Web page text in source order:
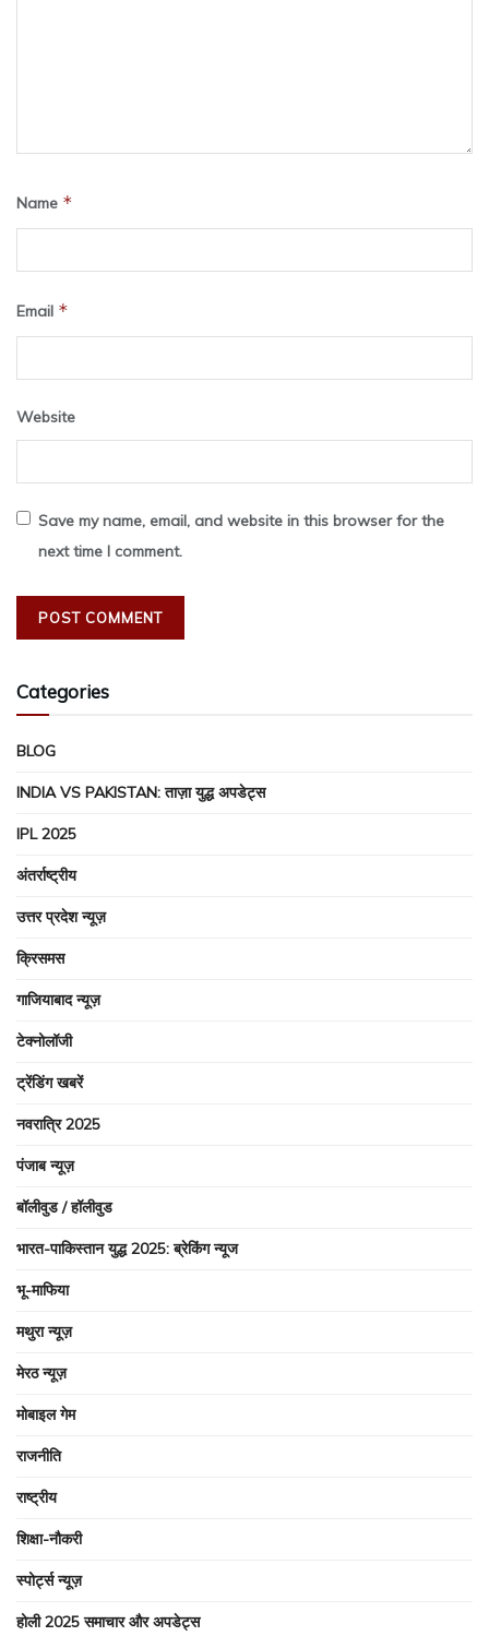
Name *
Email *
Website
Save my name, email, and website in this browser for the
next time I comment.
Categories
BLOG
INDIA VS PAKISTAN: ताज़ा युद्ध अपडेट्स
IPL 2025
अंतर्राष्ट्रीय
उत्तर प्रदेश न्यूज़
क्रिसमस
गाजियाबाद न्यूज़
टेक्नोलॉजी
ट्रेंडिंग खबरें
नवरात्रि 2025
पंजाब न्यूज़
बॉलीवुड / हॉलीवुड
भारत-पाकिस्तान युद्ध 2025: ब्रेकिंग न्यूज
भू-माफिया
मथुरा न्यूज़
मेरठ न्यूज़
मोबाइल गेम
राजनीति
राष्ट्रीय
शिक्षा-नौकरी
स्पोर्ट्स न्यूज़
होली 2025 समाचार और अपडेट्स